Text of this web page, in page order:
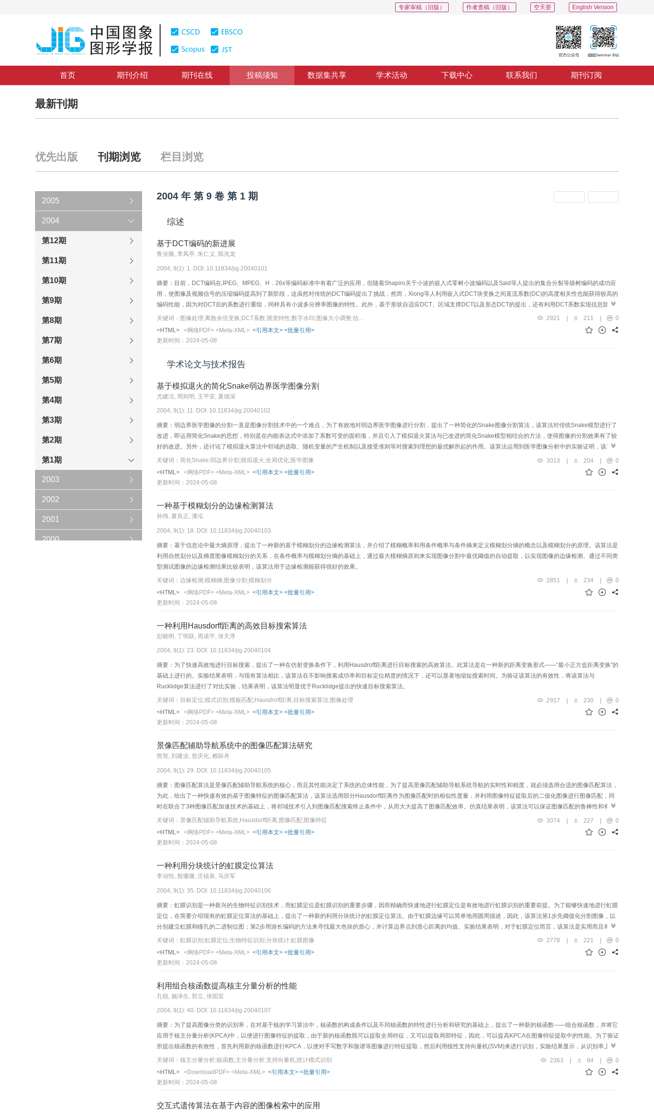
English Version
空天荟
作者查稿（旧版）
专家审稿（旧版）
首页 期刊介绍 期刊在线 投稿须知 数据集共享 学术活动 下载中心 联系我们 期刊订阅
最新刊期
优先出版 刊期浏览 栏目浏览
2005
2004
第12期
第11期
第10期
第9期
第8期
第7期
第6期
第5期
第4期
第3期
第2期
第1期
2003
2002
2001
2000
2004 年 第 9 卷 第 1 期
综述
基于DCT编码的新进展
鲁业频, 李凤亭, 朱仁义, 陈兆龙
2004, 9(1): 1. DOI: 10.11834/jig.20040101
摘要：目前，DCT编码在JPEG、MPEG、H．26x等编码标准中有着广泛的应用，但随着Shapiro关于小波的嵌入式零树小波编码以及Said等人提出的集合分裂等级树编码的成功应
用，使图像及视频信号的压缩编码提高到了新阶段，这虽然对传统的DCT编码提出了挑战，然而，Xiong等人利用嵌入式DCT块变换之间直流系数(DC)的高度相关性也能获得较高的
编码性能，因为对DCT后的系数进行重组，同样具有小波多分辨率图像的特性。此外，基于形状自适应DCT、区域支撑DCT以及形态DCT的提出，还有利用DCT系数实现信息隐
藏、图像大小调整、模式识别等等，都将DCT功能与性能推向更高层次，使得基于常规的DCT编码有了更大的应用与发展空间。为使人们对DCT编码现状有一概略了解，在对该技
2921 211
0
<HTML>
<网络PDF> <Meta-XML> <引用本文> <批量引用>
更新时间：2024-05-08
学术论文与技术报告
基于模拟退火的简化Snake弱边界医学图像分割
尤建洁, 周则明, 王平安, 夏德深
2004, 9(1): 11. DOI: 10.11834/jig.20040102
摘要：弱边界医学图像的分割一直是图像分割技术中的一个难点，为了有效地对弱边界医学图像进行分割，提出了一种简化的Snake图像分割算法，该算法对传统Snake模型进行了
改进，即运用简化Snake的思想，特别是在内能表达式中添加了系数可变的面积项，并且引入了模拟退火算法与已改进的简化Snake模型相结合的方法，使得图像的分割效果有了较
好的改进。另外，还讨论了模拟退火算法中邻域的选取、随机变量的产生机制以及接受准则等对搜索到理想的最优解所起的作用。该算法运用到医学图像分析中的实验证明，该算法
对弱边界信息图像的分割能取得较好的效果，而且运算的时间复杂度低。
关键词：简化Snake;弱边界分割;模拟退火;全局优化;医学图像 3013 | 204 |
0
<HTML>
<网络PDF> <Meta-XML> <引用本文> <批量引用>
更新时间：2024-05-08
一种基于模糊划分的边缘检测算法
孙伟, 夏良正, 潘泓
2004, 9(1): 18. DOI: 10.11834/jig.20040103
摘要：基于信息论中最大熵原理，提出了一种新的基于模糊划分的边缘检测算法，并介绍了模糊概率和用条件概率与条件熵来定义模糊划分熵的概念以及模糊划分的原理。该算法是
利用自然划分以及梯度图像模糊划分的关系，在条件概率与模糊划分熵的基础上，通过最大模糊熵原则来实现图像分割中最优阈值的自动提取，以实现图像的边缘检测。通过不同类
型测试图像的边缘检测结果比较表明，该算法用于边缘检测能获得很好的效果。
关键词：边缘检测;模糊熵;图像分割;模糊划分
2851 234
0
<HTML>
<网络PDF> <Meta-XML> <引用本文> <批量引用>
更新时间：2024-05-08
一种利用Hausdorff距离的高效目标搜索算法
彭晓明, 丁明跃, 周成平, 张天序
2004, 9(1): 23. DOI: 10.11834/jig.20040104
摘要：为了快速高效地进行目标搜索，提出了一种在仿射变换条件下，利用Hausdroff距离进行目标搜索的高效算法。此算法是在一种新的距离变换形式——“最小正方盒距离变换”的
基础上进行的。实验结果表明，与现有算法相比，该算法在不影响搜索成功率和目标定位精度的情况下，还可以显著地缩短搜索时间。为验证该算法的有效性，将该算法与
Rucklidge算法进行了对比实验，结果表明，该算法明显优于Rucklidge提出的快速目标搜索算法。
关键词：目标定位;模式识别;模板匹配;Hausdroff距离;目标搜索算法;图像处理
2917 230
0
<HTML>
<网络PDF> <Meta-XML> <引用本文> <批量引用>
更新时间：2024-05-08
景像匹配辅助导航系统中的图像匹配算法研究
熊智, 刘建业, 曾庆化, 赖际舟
2004, 9(1): 29. DOI: 10.11834/jig.20040105
摘要：图像匹配算法是景像匹配辅助导航系统的核心，而且其性能决定了系统的总体性能，为了提高景像匹配辅助导航系统导航的实时性和精度，就必须选用合适的图像匹配算法，
为此，给出了一种快速有效的基于图像特征的图像匹配算法，该算法选用部分Hausdorff距离作为图像匹配时的相似性度量，并利用图像特征提取后的二值化图像进行图像匹配，同
时在联合了3种图像匹配加速技术的基础上，将邻域技术引入到图像匹配搜索终止条件中，从而大大提高了图像匹配效率。仿真结果表明，该算法可以保证图像匹配的鲁棒性和有效
性，同时，能有效克服图像噪声和几何畸变的影响。该算法实施景像匹配能够在5s以内完成，并与GPS输出周期(1s)相当，可以满足景像匹配辅助导航系统匹配导航的准确性和实时
性的性能要求。
关键词：景像匹配辅助导航系统;Hausdorff距离;图像匹配;图像特征 3074 | 227 |
0
<HTML>
<网络PDF> <Meta-XML> <引用本文> <批量引用>
更新时间：2024-05-08
一种利用分块统计的虹膜定位算法
李动恒, 殷珊珊, 庄镇泉, 马庆军
2004, 9(1): 35. DOI: 10.11834/jig.20040106
摘要：虹膜识别是一种新兴的生物特征识别技术，而虹膜定位是虹膜识别的重要步骤，因而精确而快速地进行虹膜定位是有效地进行虹膜识别的重要前提。为了能够快速地进行虹膜
定位，在简要介绍现有的虹膜定位算法的基础上，提出了一种新的利用分块统计的虹膜定位算法。由于虹膜边缘可以简单地用圆周描述，因此，该算法第1步先阈值化分割图像，以
分别建立虹膜和瞳孔的二进制位图；第2步用游长编码的方法来寻找最大色块的质心，并计算边界点到质心距离的均值。实验结果表明，对于虹膜定位而言，该算法是实用而且有效
的。
关键词：虹膜识别;虹膜定位;生物特征识别;分块统计;虹膜图像 2778 221
0
<HTML>
<网络PDF> <Meta-XML> <引用本文> <批量引用>
更新时间：2024-05-08
利用组合核函数提高核主分量分析的性能
孔锐, 施泽生, 郭立, 张国宣
2004, 9(1): 40. DOI: 10.11834/jig.20040107
摘要：为了提高图像分类的识别率，在对基于核的学习算法中，核函数的构成条件以及不同核函数的特性进行分析和研究的基础上，提出了一种新的核函数——组合核函数，并将它
应用于核主分量分析(KPCA)中，以便进行图像特征的提取，由于新的核函数既可以提取全局特征，又可以提取局部特征，因此，可以提高KPCA在图像特征提取中的性能。为了验证
所提出核函数的有效性，首先利用新的核函数进行KPCA，以便对手写数字和脸谱等图像进行特征提取，然后利用线性支持向量机(SVM)来进行识别，实验结果显示，从识别率上
看，用组合核函数所提取的特征质量比原核函数所提取的特征质量高。
关键词：核主分量分析;核函数;主分量分析;支持向量机;统计模式识别 2363 | 94 |
0
<HTML>
<DownloadPDF> <Meta-XML> <引用本文> <批量引用>
更新时间：2024-05-08
交互式遗传算法在基于内容的图像检索中的应用